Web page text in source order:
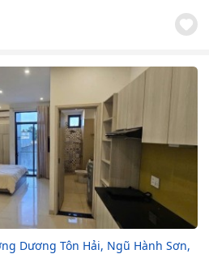
Dương Tôn Hải, Ngũ Hành Sơn,